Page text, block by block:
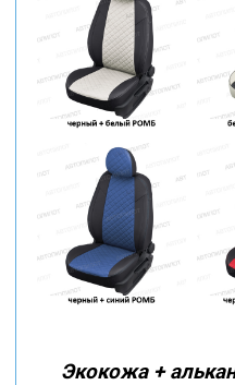
Экокожа +